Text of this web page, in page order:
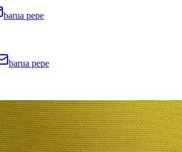
barua pepe
barua pepe